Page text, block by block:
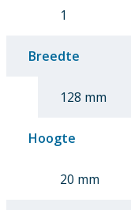
1
Breedte
128 mm
Hoogte
20 mm